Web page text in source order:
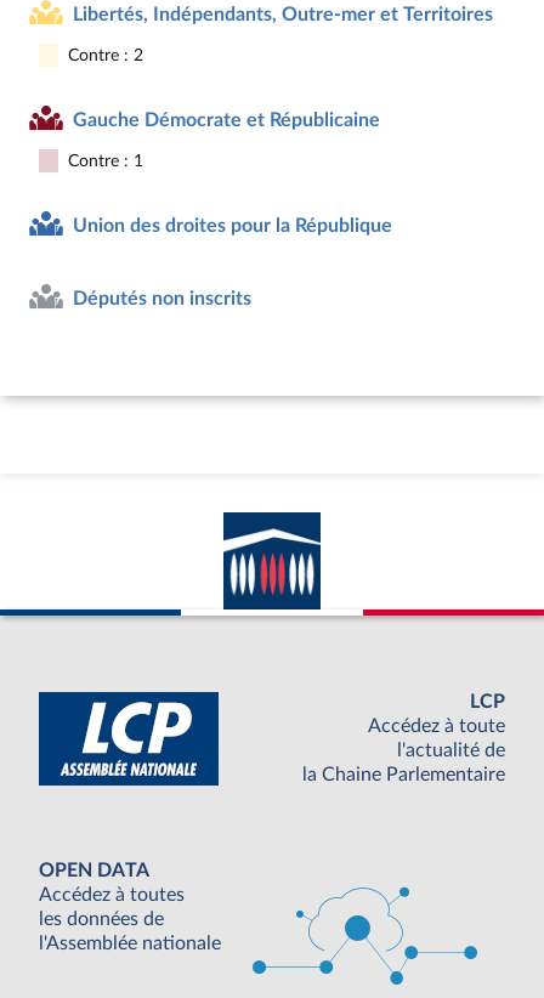
Libertés, Indépendants, Outre-mer et Territoires
Contre : 2
Gauche Démocrate et Républicaine
Contre : 1
Union des droites pour la République
Députés non inscrits
LCP
Accédez à toute
l'actualité de
la Chaine Parlementaire
OPEN DATA
Accédez à toutes
les données de
l'Assemblée nationale